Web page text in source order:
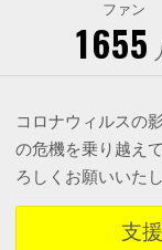
ファン
1655
コロナウィルスの
の危機を乗り越え
ろしくお願いいた
支